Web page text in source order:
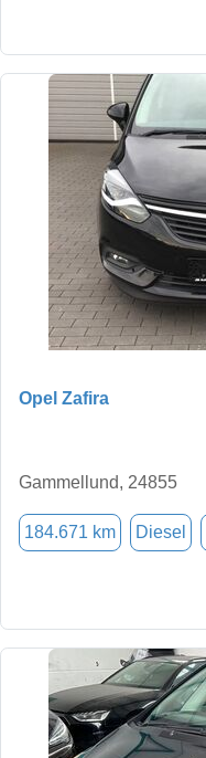
Opel Zafira
Gammellund, 24855
184.671 km Diesel